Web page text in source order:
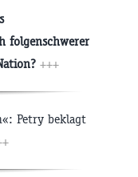
folgenschwerer
+++
Petry beklagt